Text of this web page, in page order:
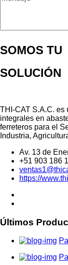
SOMOS TU
SOLUCIÓN
THI-CAT S.A.C. es
integrales en
ferreteros para el
Industria,
Av. 13 de
+51 903 186
https://
Últimos